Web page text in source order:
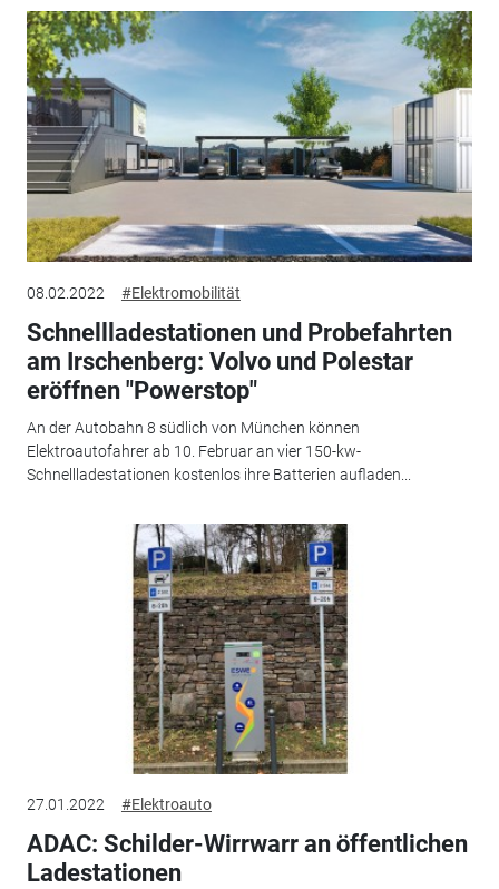
08.02.2022 #Elektromobilität
Schnellladestationen und Probefahrten
am Irschenberg: Volvo und Polestar
eröffnen "Powerstop"
An der Autobahn 8 südlich von München können
Elektroautofahrer ab 10. Februar an vier 150-kw-
Schnellladestationen kostenlos ihre Batterien aufladen...
27.01.2022 #Elektroauto
ADAC: Schilder-Wirrwarr an öffentlichen
Ladestationen